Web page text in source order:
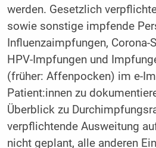
werden. Gesetzlich
sowie sonstige impfende
Influenzaimpfungen,
HPV-Impfungen und
(früher: Affenpocken) im e-
Patient:innen zu
Überblick zu
verpflichtende Ausweitung
nicht geplant, alle anderen